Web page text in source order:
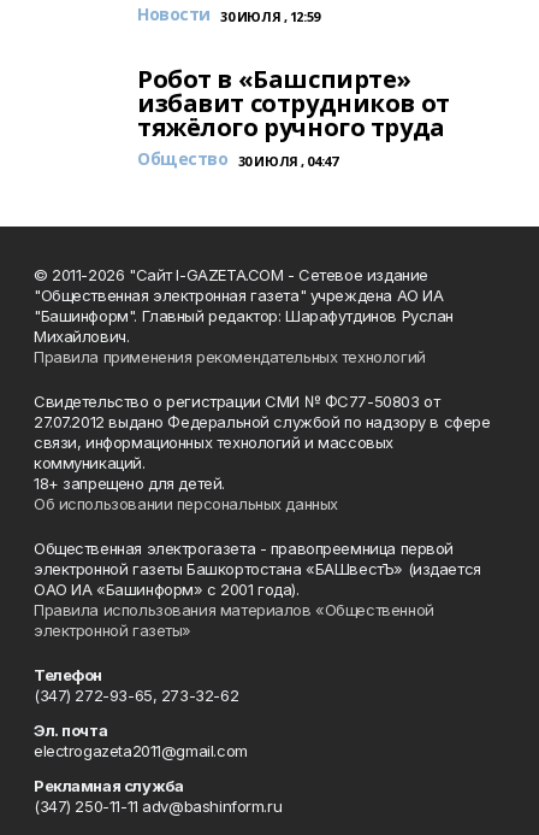
Новости 30 ИЮЛЯ , 12:59
Робот в «Башспирте»
избавит сотрудников от
тяжёлого ручного труда
Общество 30 ИЮЛЯ , 04:47
© 2011-2026 "Сайт I-GAZETA.COM - Сетевое издание
"Общественная электронная газета" учреждена АО ИА
"Башинформ". Главный редактор: Шарафутдинов Руслан
Михайлович.
Правила применения рекомендательных технологий
Свидетельство о регистрации СМИ № ФС77-50803 от
27.07.2012 выдано Федеральной службой по надзору в сфере
связи, информационных технологий и массовых
коммуникаций.
18+ запрещено для детей.
Об использовании персональных данных
Общественная электрогазета - правопреемница первой
электронной газеты Башкортостана «БАШвестЪ» (издается
ОАО ИА «Башинформ» с 2001 года).
Правила использования материалов «Общественной
электронной газеты»
Телефон
(347) 272-93-65, 273-32-62
Эл. почта
electrogazeta2011@gmail.com
Рекламная служба
(347) 250-11-11 adv@bashinform.ru